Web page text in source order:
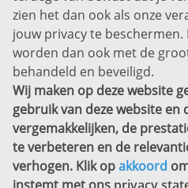
Privacyverklaring
Sitemap
Copyright
Bekijk ook eens
zien het dan ook als onze
jouw privacy te beschermen.
worden dan ook met de
behandeld en beveiligd.
Wij maken op deze website
gebruik van deze website en
vergemakkelijken, de
te verbeteren en de
verhogen. Klik opakkoord